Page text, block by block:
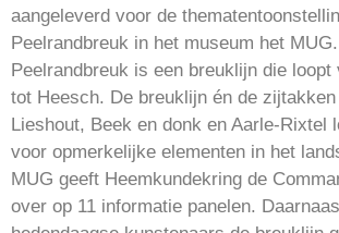
aangeleverd voor de
Peelrandbreuk in het museum het
Peelrandbreuk is een breuklijn die loopt
tot Heesch. De breuklijn én de
Lieshout, Beek en donk en Aarle-Rixtel
voor opmerkelijke elementen in het
MUG geeft Heemkundekring de
over op 11 informatie panelen.